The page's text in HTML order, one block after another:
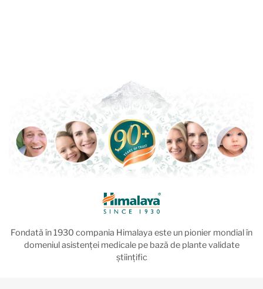
Fondată în 1930 compania Himalaya este un pionier mondial în
domeniul asistenței medicale pe bază de plante validate
științific